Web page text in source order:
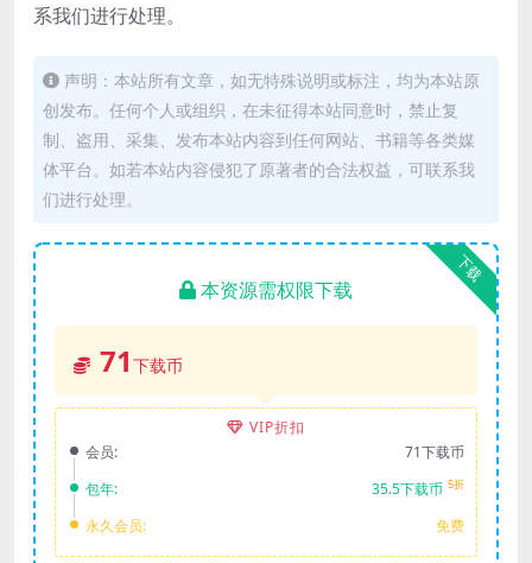
系我们进行处理。
声明：本站所有文章，如无特殊说明或标注，均为本站原
创发布。任何个人或组织，在未征得本站同意时，禁止复
制、盗用、采集、发布本站内容到任何网站、书籍等各类媒
体平台。如若本站内容侵犯了原著者的合法权益，可联系我
们进行处理。
下载
本资源需权限下载
71 下载币
VIP折扣
会员:
71下载币
包年:
35.5下载币 5折
永久会员: 免费